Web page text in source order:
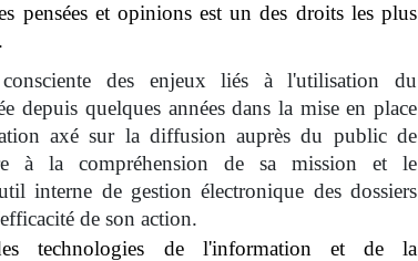
pensées et opinions est un des droits les plus
des enjeux liés à l'utilisation du
depuis quelques années dans la mise en place
axé sur la diffusion auprès du public de
à la compréhension de sa mission et le
interne de gestion électronique des dossiers
de son action.
technologies de l'information et de la